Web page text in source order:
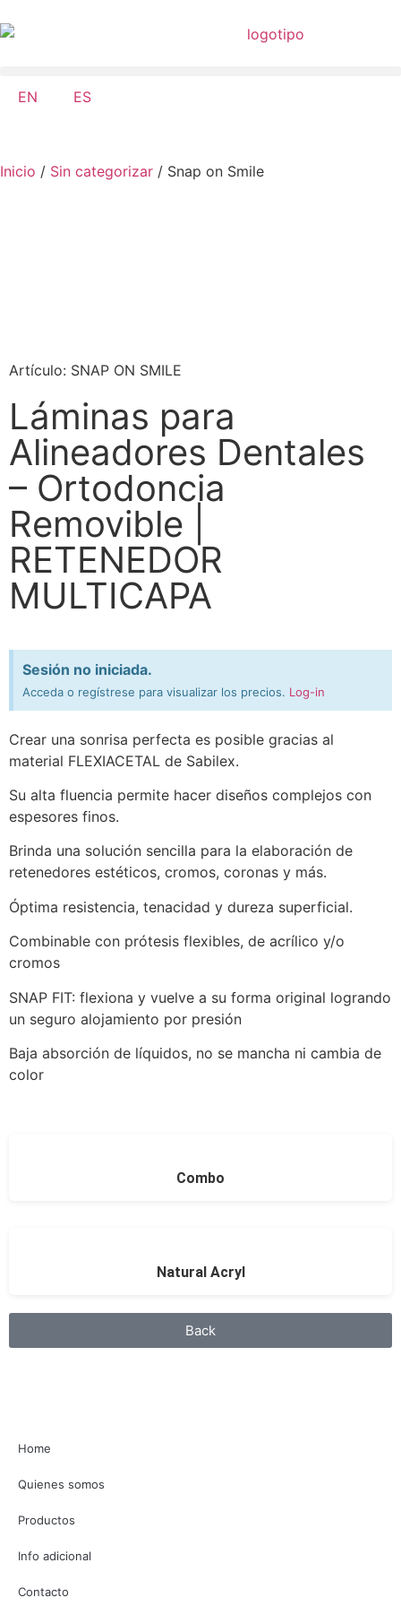
EN ES
Inicio / Sin categorizar / Snap on Smile
Artículo: SNAP ON SMILE
Láminas para
Alineadores Dentales
– Ortodoncia
Removible |
RETENEDOR
MULTICAPA
Sesión no iniciada.
Acceda o regístrese para visualizar los precios. Log-in
Crear una sonrisa perfecta es posible gracias al
material FLEXIACETAL de Sabilex.
Su alta fluencia permite hacer diseños complejos con
espesores finos.
Brinda una solución sencilla para la elaboración de
retenedores estéticos, cromos, coronas y más.
Óptima resistencia, tenacidad y dureza superficial.
Combinable con prótesis flexibles, de acrílico y/o
cromos
SNAP FIT: flexiona y vuelve a su forma original logrando
un seguro alojamiento por presión
Baja absorción de líquidos, no se mancha ni cambia de
color
Combo
Natural Acryl
Back
Home
Quienes somos
Productos
Info adicional
Contacto